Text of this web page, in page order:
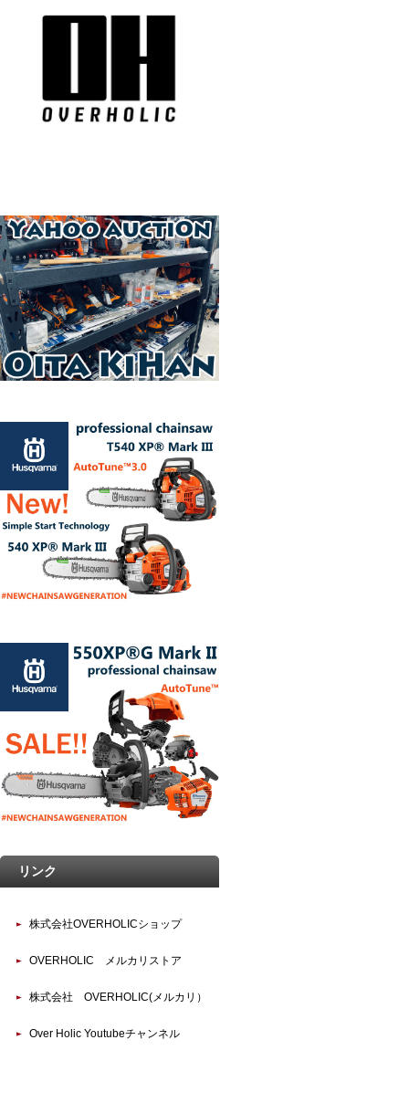
リンク
株式会社OVERHOLICショップ
OVERHOLIC メルカリストア
株式会社 OVERHOLIC(メルカリ）
Over Holic Youtubeチャンネル